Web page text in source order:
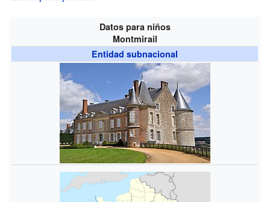
Datos para niños
Montmirail
Entidad subnacional